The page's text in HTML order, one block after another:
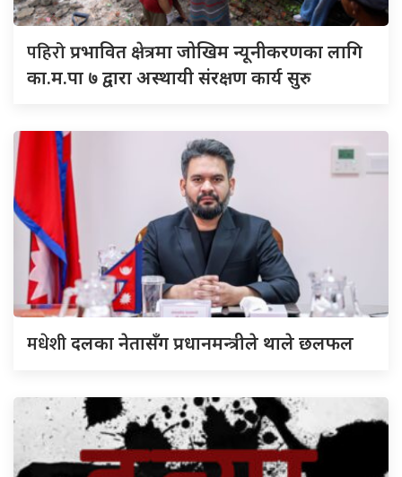
पहिरोप्रभावित क्षेत्रमा जोखिम न्यूनीकरणका लागि
का.म.पा ७ द्वारा अस्थायी संरक्षण कार्य सुरु
मधेशीदलका नेतासँग प्रधानमन्त्रीले थाले छलफल